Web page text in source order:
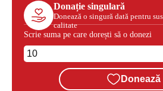
Donație singulară
Donează o singură dată pentru
calitate
Scrie suma pe care dorești să o donezi
Donează